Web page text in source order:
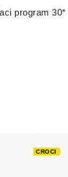
program
CROCI